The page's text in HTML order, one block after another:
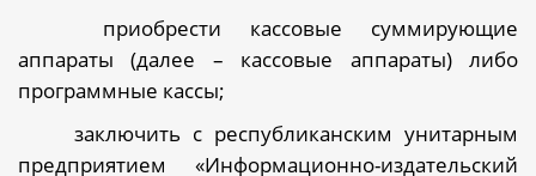
приобрести
кассовые суммирующие
аппараты
(далее – кассовые аппараты)
либо
программные кассы;
заключить с республиканским унитарным
предприятием «Информационно-издательский